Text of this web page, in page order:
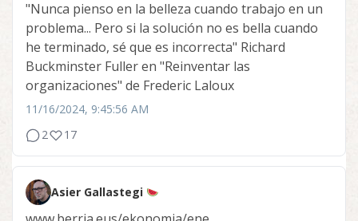
"Nunca pienso en la belleza cuando trabajo en un
problema... Pero si la solución no es bella cuando
he terminado, sé que es incorrecta" Richard
Buckminster Fuller en "Reinventar las
organizaciones" de Frederic Laloux
11/16/2024, 9:45:56 AM
2
17
Asier Gallastegi